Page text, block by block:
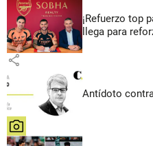
¡Refuerzo top
llega para
share
Antídoto
share